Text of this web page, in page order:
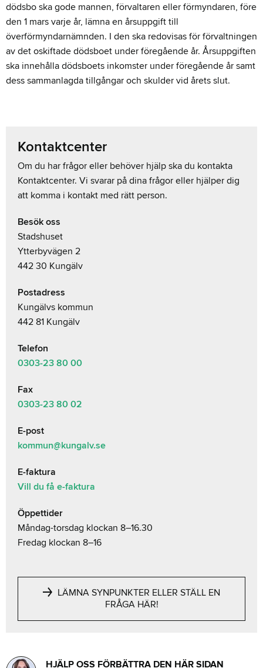
dödsbo ska gode mannen, förvaltaren eller förmyndaren, före
den 1 mars varje år, lämna en årsuppgift till
överförmyndarnämnden. I den ska redovisas för förvaltningen
av det oskiftade dödsboet under föregående år. Årsuppgiften
ska innehålla dödsboets inkomster under föregående år samt
dess sammanlagda tillgångar och skulder vid årets slut.
Kontaktcenter
Om du har frågor eller behöver hjälp ska du kontakta
Kontaktcenter. Vi svarar på dina frågor eller hjälper dig
att komma i kontakt med rätt person.
Besök oss
Stadshuset
Ytterbyvägen 2
442 30 Kungälv
Postadress
Kungälvs kommun
442 81 Kungälv
Telefon
0303-23 80 00
Fax
0303-23 80 02
E-post
kommun@kungalv.se
E-faktura
Vill du få e-faktura
Öppettider
Måndag-torsdag klockan 8–16.30
Fredag klockan 8–16
LÄMNA SYNPUNKTER ELLER STÄLL EN
FRÅGA HÄR!
HJÄLP OSS FÖRBÄTTRA DEN HÄR SIDAN